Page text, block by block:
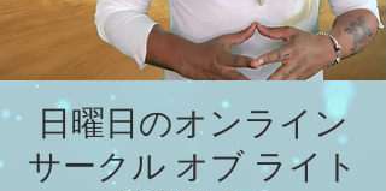
日曜日のオンライン
サークル オブ ライト